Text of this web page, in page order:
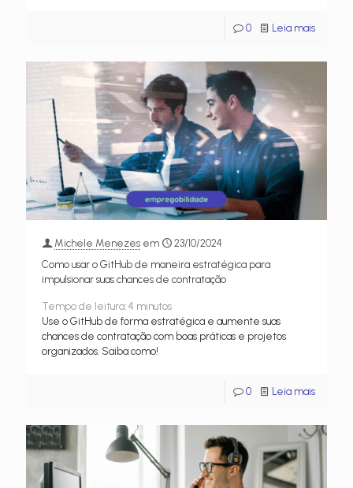
0 Leia mais
Michele Menezes em
23/10/2024
Como usar o GitHub de maneira estratégica para
impulsionar suas chances de contratação
Tempo de leitura: 4 minutos
Use o GitHub de forma estratégica e aumente suas
chances de contratação com boas práticas e projetos
organizados. Saiba como!
0 Leia mais